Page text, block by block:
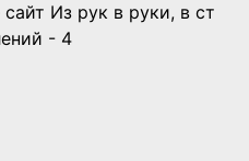
Из рук в руки, в ст
- 4